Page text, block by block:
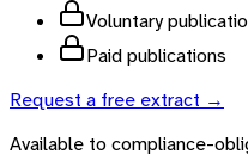
Voluntary
Paid publications
Request a free extract →
Available to compliance-